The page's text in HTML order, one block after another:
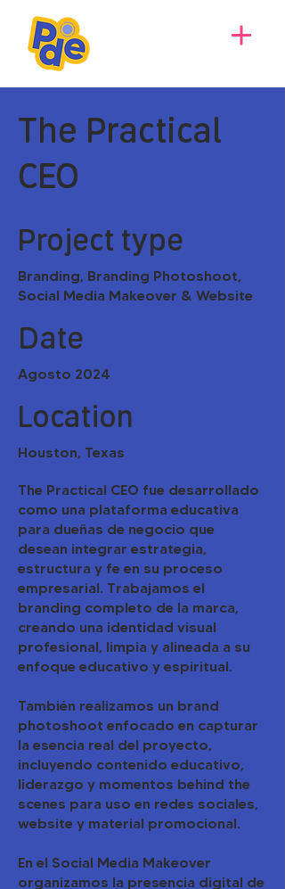
The Practical
CEO
Project type
Branding, Branding Photoshoot,
Social Media Makeover & Website
Date
Agosto 2024
Location
Houston, Texas
The Practical CEO fue desarrollado
como una plataforma educativa
para dueñas de negocio que
desean integrar estrategia,
estructura y fe en su proceso
empresarial. Trabajamos el
branding completo de la marca,
creando una identidad visual
profesional, limpia y alineada a su
enfoque educativo y espiritual.
También realizamos un brand
photoshoot enfocado en capturar
la esencia real del proyecto,
incluyendo contenido educativo,
liderazgo y momentos behind the
scenes para uso en redes sociales,
website y material promocional.
En el Social Media Makeover
organizamos la presencia digital de